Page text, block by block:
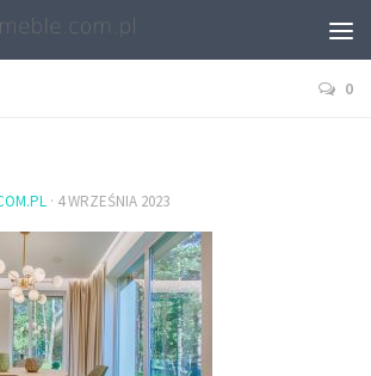
0
· 4 WRZEŚNIA 2023